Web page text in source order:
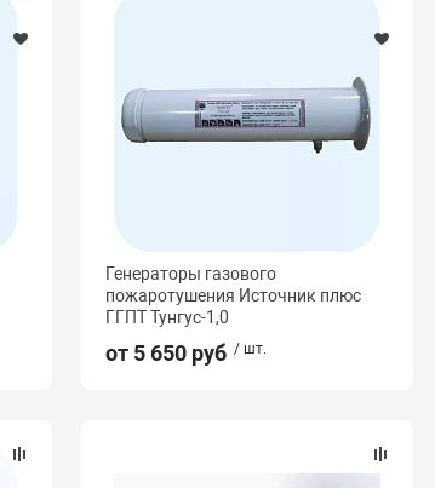
Генераторы газового
пожаротушения Источник плюс
ГГПТ Тунгус-1,0
от 5 650 руб / шт.